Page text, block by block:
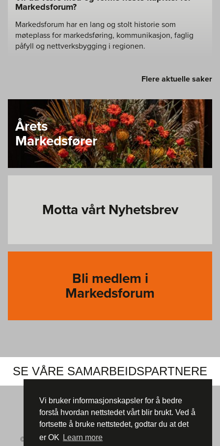
Vi bruker informasjonskapsler for å bedre
forstå hvordan nettstedet vårt blir brukt. Ved å
fortsette å bruke nettstedet, godtar du at det
er OK
Learn more
Markedsforum?
Markedsforum har en lang og stolt historie som
møteplass for markedsføring, kommunikasjon, faglig
påfyll og nettverksbygging i regionen.
Flere aktuelle saker
Årets
Markedsfører
Motta vårt Nyhetsbrev
Bli medlem i
Markedsforum
SE VÅRE SAMARBEIDSPARTNERE
© Markedsforum 2026 |Informasjonskapsler (cookies)